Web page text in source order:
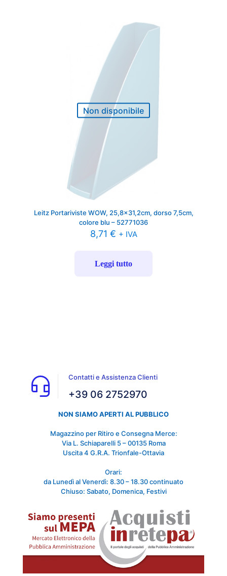
Non disponibile
Leitz Portariviste WOW, 25,8×31,2cm, dorso 7,5cm,
colore blu – 52771036
8,71 € + IVA
Leggi tutto
Contatti e Assistenza Clienti
+39 06 2752970
NON SIAMO APERTI AL PUBBLICO
Magazzino per Ritiro e Consegna Merce:
Via L. Schiaparelli 5 – 00135 Roma
Uscita 4 G.R.A. Trionfale-Ottavia
Orari:
da Lunedì al Venerdì: 8.30 – 18.30 continuato
Chiuso: Sabato, Domenica, Festivi